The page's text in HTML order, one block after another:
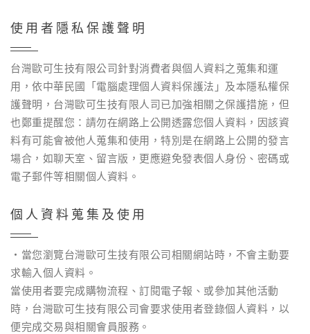
使用者隱私保護聲明
台灣歐可生技有限公司針對消費者與個人資料之蒐集和運
用，依中華民國「電腦處理個人資料保護法」及本隱私權保
護聲明，台灣歐可生技有限人司已加強相關之保護措施，但
也鄭重提醒您：請勿在網路上公開透露您個人資料，因該資
料有可能會被他人蒐集和使用，特別是在網路上公開的發言
場合，如聊天室、留言版，更應避免發表個人身份、密碼或
電子郵件等相關個人資料。
個人資料蒐集及使用
‧當您瀏覽台灣歐可生技有限公司相關網站時，不會主動要
求輸入個人資料。
當使用者要完成購物流程、訂閱電子報、或參加其他活動
時，台灣歐可生技有限公司會要求使用者登錄個人資料，以
便完成交易與相關會員服務。